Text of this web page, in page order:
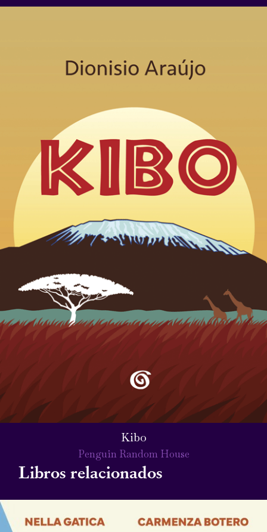
Kibo
Penguin Random House
Libros relacionados